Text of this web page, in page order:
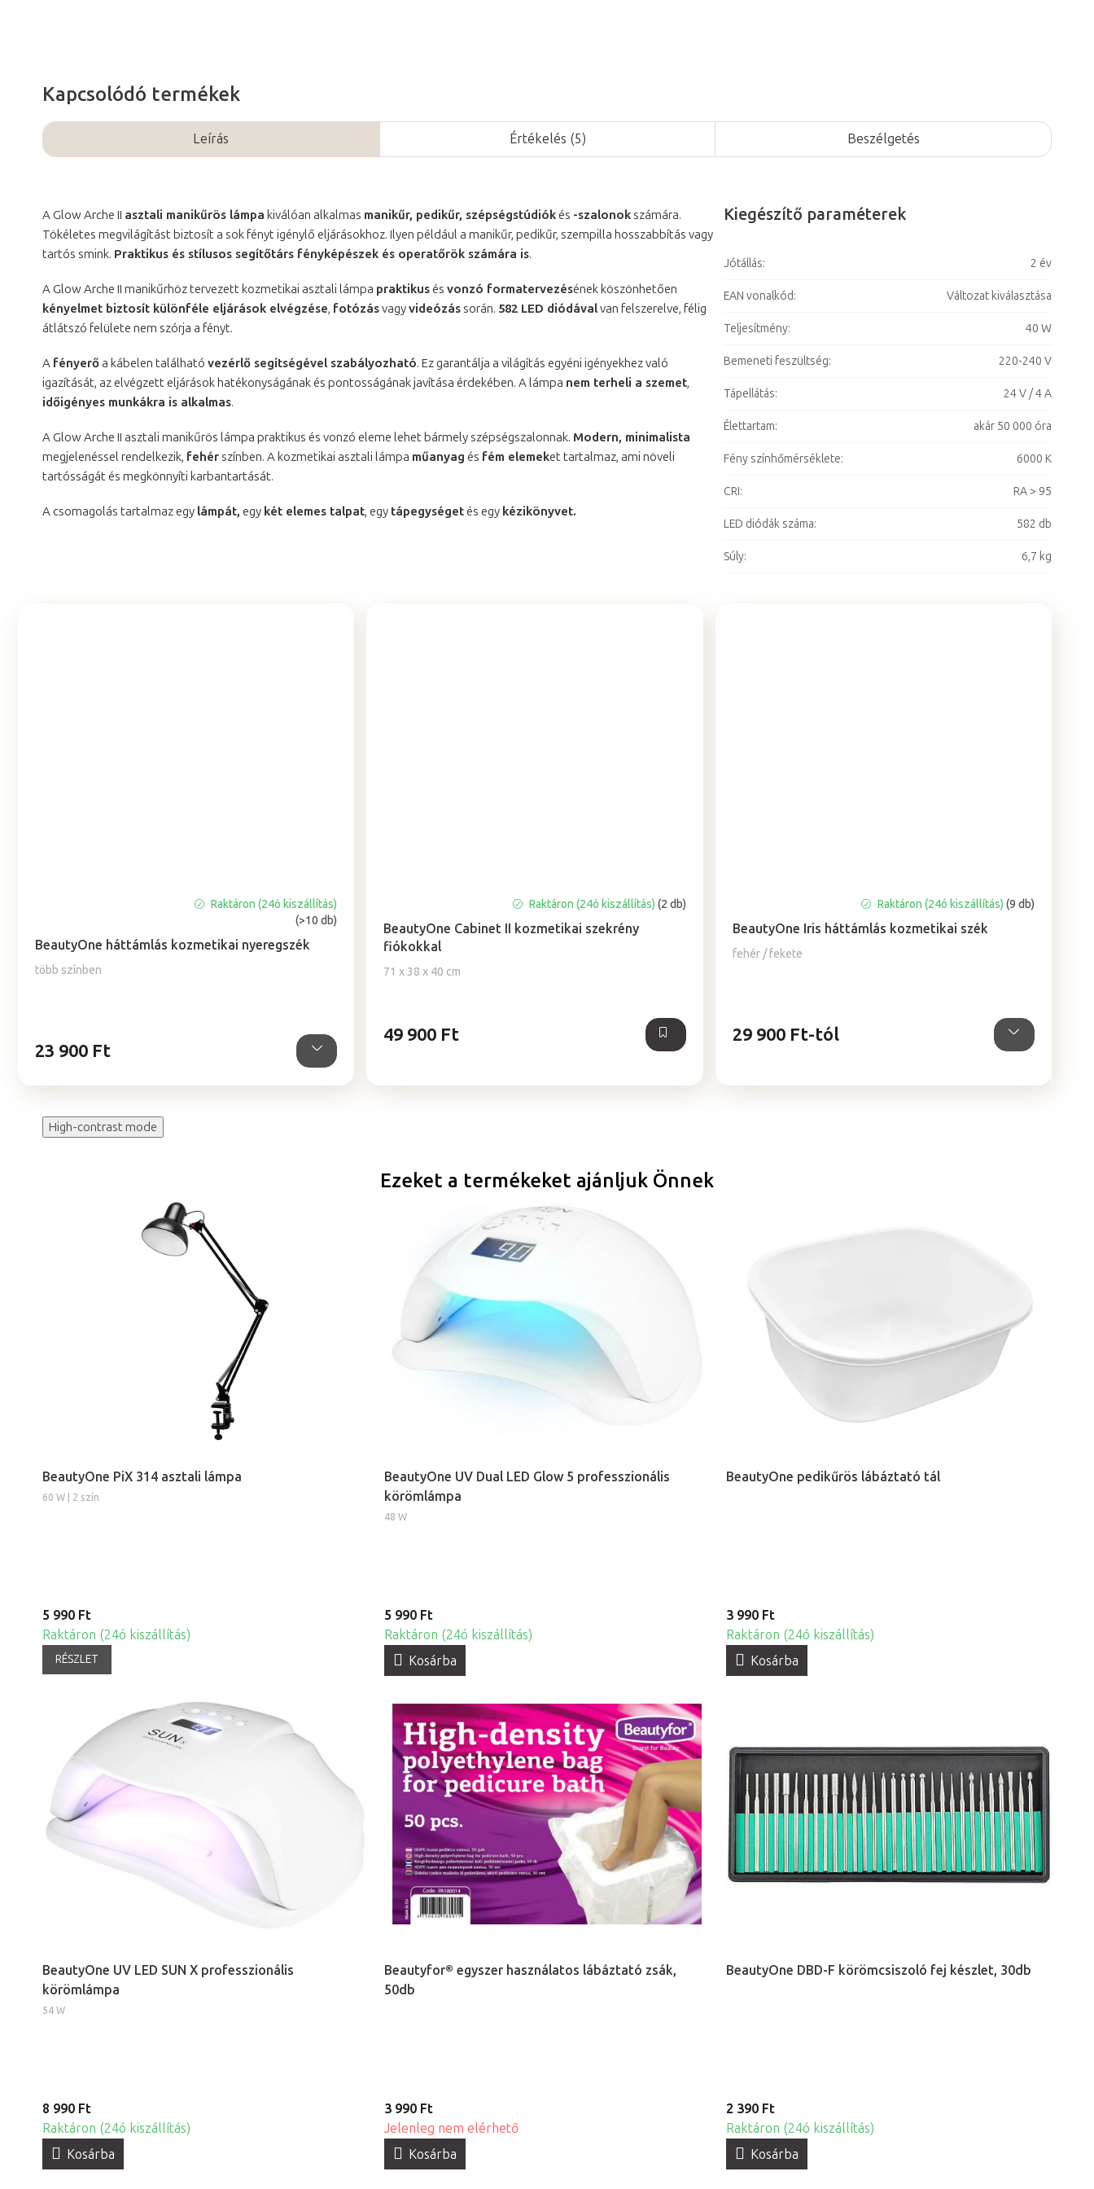
Kapcsolódó termékek
BeautyOne háttámlás kozmetikai nyeregszék
több színben
átlagos
5-
Raktáron (24ó kiszállítás)
(>10 db)
23 900 Ft
BeautyOne Cabinet II kozmetikai szekrény
fiókokkal
71 x 38 x 40 cm
átlagos
értékelése
5-
Raktáron (24ó kiszállítás) (2 db)
49 900 Ft
BeautyOne Iris háttámlás kozmetikai szék
fehér / fekete
átlagos
értékelése
Raktáron (24ó kiszállítás) (9 db)
29 900 Ft-tól
Leírás Értékelés (5) Beszélgetés
A Glow Arche II asztali manikűrös lámpa kiválóan alkalmas manikűr, pedikűr, szépségstúdiókés -szalonok számára.
Tökéletes megvilágítást biztosít a sok fényt igénylő eljárásokhoz. Ilyen például a manikűr, pedikűr, szempilla hosszabbítás vagy
tartós smink. Praktikus és stílusos segítőtárs fényképészek és operatőrök számára is.
A Glow Arche II manikűrhöz tervezett kozmetikai asztali lámpa praktikusés vonzó formatervezésének köszönhetően
kényelmet biztosít különféle eljárások elvégzése, fotózásvagyvideózás során. 582 LED diódávalvan felszerelve, félig
átlátszó felülete nem szórja a fényt.
A fényerőa kábelen található vezérlő segítségével szabályozható. Ez garantálja a világítás egyéni igényekhez való
igazítását, az elvégzett eljárások hatékonyságának és pontosságának javítása érdekében. A lámpa nem terheli a szemet,
időigényes munkákra is alkalmas.
A Glow Arche II asztali manikűrös lámpa praktikus és vonzó eleme lehet bármely szépségszalonnak. Modern, minimalista
megjelenéssel rendelkezik, fehér színben. A kozmetikai asztali lámpa műanyag és fém elemeket tartalmaz, ami növeli
tartósságát és megkönnyíti karbantartását.
A csomagolás tartalmaz egy lámpát, egy két elemes talpat, egy tápegységetés egy kézikönyvet.
Kiegészítő paraméterek
Jótállás: 2 év
EAN vonalkód: Változat kiválasztása
Teljesítmény: 40 W
Bemeneti feszültség: 220-240 V
Tápellátás: 24 V / 4 A
Élettartam: akár 50 000 óra
Fény színhőmérséklete: 6000 K
CRI: RA > 95
LED diódák száma: 582 db
Súly: 6,7 kg
High-contrast mode
Ezeket a termékeket ajánljuk Önnek
BeautyOne PiX 314 asztali lámpa
60 W | 2 szín
5 990 Ft
Raktáron (24ó kiszállítás)
RÉSZLET
BeautyOne UV Dual LED Glow 5 professzionális
körömlámpa
48 W
5 990 Ft
Raktáron (24ó kiszállítás)
Kosárba
BeautyOne pedikűrös lábáztató tál
3 990 Ft
Raktáron (24ó kiszállítás)
Kosárba
BeautyOne UV LED SUN X professzionális
körömlámpa
54 W
8 990 Ft
Raktáron (24ó kiszállítás)
Kosárba
Beautyfor® egyszer használatos lábáztató zsák,
50db
3 990 Ft
Jelenleg nem elérhető
Kosárba
BeautyOne DBD-F körömcsiszoló fej készlet, 30db
2 390 Ft
Raktáron (24ó kiszállítás)
Kosárba